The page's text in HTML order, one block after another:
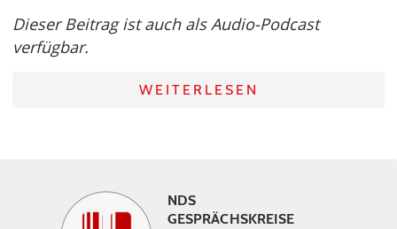
Dieser Beitrag ist auch als Audio-Podcast
verfügbar.
WEITERLESEN
NDS
GESPRÄCHSKREISE